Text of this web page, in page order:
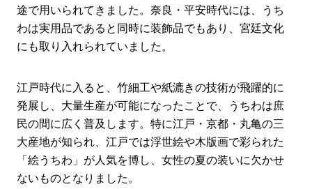
途で用いられてきました。奈良・平安時代には、うち
わは実用品であると同時に装飾品でもあり、宮廷文化
にも取り入れられていました。
江戸時代に入ると、竹細工や紙漉きの技術が飛躍的に
発展し、大量生産が可能になったことで、うちわは庶
民の間に広く普及します。特に江戸・京都・丸亀の三
大産地が知られ、江戸では浮世絵や木版画で彩られた
「絵うちわ」が人気を博し、女性の夏の装いに欠かせ
ないものとなりました。